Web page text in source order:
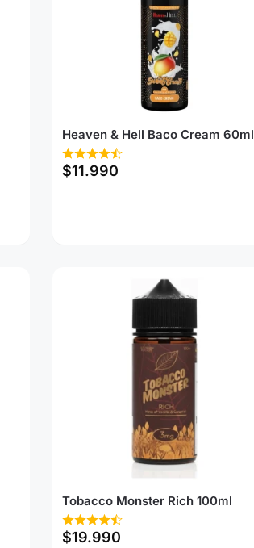
Heaven & Hell Baco Cream 60ml
$11.990
Tobacco Monster Rich 100ml
$19.990